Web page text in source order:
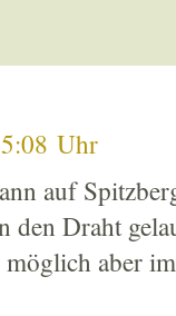
Uhr
auf
den Draht
aber